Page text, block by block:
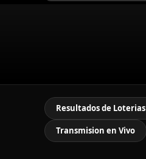
Resultados de Loterias
Transmision en Vivo